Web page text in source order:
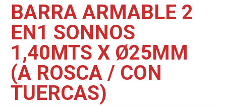
BARRA ARMABLE 2
EN1 SONNOS
1,40MTS X Ø25MM
(A ROSCA / CON
TUERCAS)